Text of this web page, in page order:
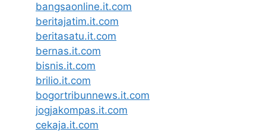
bangsaonline.it.com
beritajatim.it.com
beritasatu.it.com
bernas.it.com
bisnis.it.com
brilio.it.com
bogortribunnews.it.com
jogjakompas.it.com
cekaja.it.com